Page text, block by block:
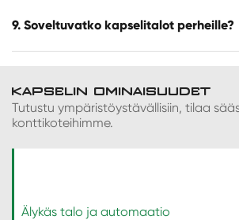
9. Soveltuvatko kapselitalot perheille?
KAPSELIN OMINAISUUDET
Tutustu ympäristöystävällisiin, tilaa
konttikoteihimme.
Älykäs talo ja automaatio